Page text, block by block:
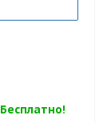
Бесплатно!